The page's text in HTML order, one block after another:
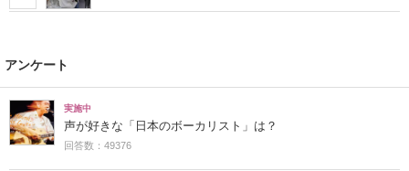
アンケート
実施中
声が好きな「日本のボーカリスト」は？
回答数：49376